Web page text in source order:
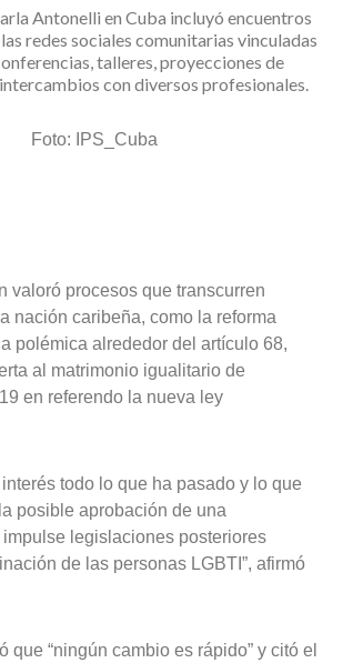
Antonelli en Cuba incluyó encuentros
redes sociales comunitarias vinculadas
talleres, proyecciones de
con diversos profesionales.
Foto: IPS_Cuba
valoró procesos que transcurren
nación caribeña, como la reforma
polémica alrededor del artículo 68,
al matrimonio igualitario de
en referendo la nueva ley
todo lo que ha pasado y lo que
posible aprobación de una
legislaciones posteriores
de las personas LGBTI”, afirmó
que “ningún cambio es rápido” y citó el